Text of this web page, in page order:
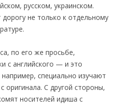
русском, украинском.
не только к отдельному
по его же просьбе,
с английского — и это
специально изучают
оригинала. С другой стороны,
носителей идиша с